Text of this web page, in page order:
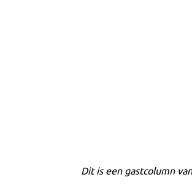
Dit is een gastcolumn